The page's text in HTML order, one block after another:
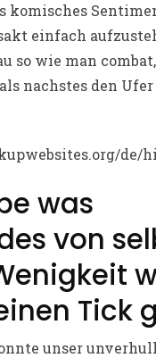
komisches
einfach
so wie man
nachstes den
de/
was
von
Tick
unser